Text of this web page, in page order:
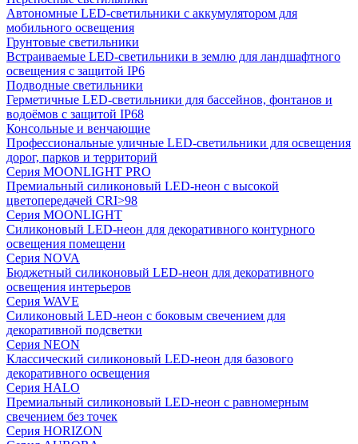
Автономные LED-светильники с аккумулятором для
мобильного освещения
Грунтовые светильники
Встраиваемые LED-светильники в землю для ландшафтного
освещения с защитой IP6
Подводные светильники
Герметичные LED-светильники для бассейнов, фонтанов и
водоёмов с защитой IP68
Консольные и венчающие
Профессиональные уличные LED-светильники для освещения
дорог, парков и территорий
Серия MOONLIGHT PRO
Премиальный силиконовый LED-неон с высокой
цветопередачей CRI>98
Серия MOONLIGHT
Силиконовый LED-неон для декоративного контурного
освещения помещени
Серия NOVA
Бюджетный силиконовый LED-неон для декоративного
освещения интерьеров
Серия WAVE
Силиконовый LED-неон с боковым свечением для
декоративной подсветки
Серия NEON
Классический силиконовый LED-неон для базового
декоративного освещения
Серия HALO
Премиальный силиконовый LED-неон с равномерным
свечением без точек
Серия HORIZON